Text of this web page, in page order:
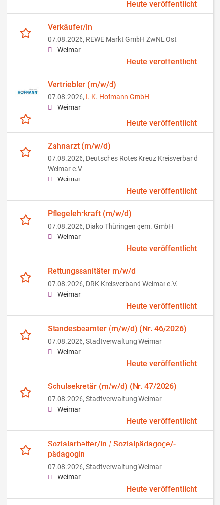
Heute veröffentlicht
Verkäufer/in
07.08.2026, REWE Markt GmbH ZwNL Ost
Weimar
Heute veröffentlicht
Vertriebler (m/w/d)
07.08.2026, I. K. Hofmann GmbH
Weimar
Heute veröffentlicht
Zahnarzt (m/w/d)
07.08.2026, Deutsches Rotes Kreuz Kreisverband
Weimar e.V.
Weimar
Heute veröffentlicht
Pflegelehrkraft (m/w/d)
07.08.2026, Diako Thüringen gem. GmbH
Weimar
Heute veröffentlicht
Rettungssanitäter m/w/d
07.08.2026, DRK Kreisverband Weimar e.V.
Weimar
Heute veröffentlicht
Standesbeamter (m/w/d) (Nr. 46/2026)
07.08.2026, Stadtverwaltung Weimar
Weimar
Heute veröffentlicht
Schulsekretär (m/w/d) (Nr. 47/2026)
07.08.2026, Stadtverwaltung Weimar
Weimar
Heute veröffentlicht
Sozialarbeiter/in / Sozialpädagoge/-
pädagogin
07.08.2026, Stadtverwaltung Weimar
Weimar
Heute veröffentlicht